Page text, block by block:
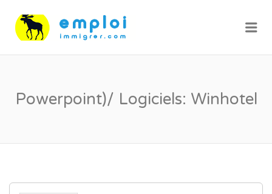
Powerpoint)/ Logiciels: Winhotel